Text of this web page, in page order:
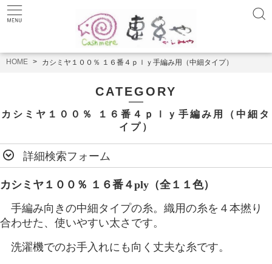
HOME カシミヤ１００％ １６番４ｐｌｙ手編み用（中細タイプ）
CATEGORY
カシミヤ１００％ １６番４ｐｌｙ手編み用（中細タ
イプ）
詳細検索フォーム
カシミヤ１００％ １６番４ply（全１１色）
手編み向きの中細タイプの糸。織用の糸を４本撚り
合わせた、使いやすい太さです。
洗濯機でのお手入れにも向く丈夫な糸です。